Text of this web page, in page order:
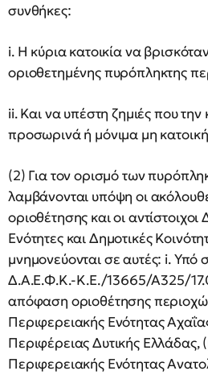
συνθήκες:
i. Η κύρια κατοικία να
οριοθετημένης πυρόπληκτης
ii. Και να υπέστη ζημιές που
προσωρινά ή μόνιμα μη
(2) Για τον ορισμό των
λαμβάνονται υπόψη οι
οριοθέτησης και οι αντίστοιχοι
Ενότητες και Δημοτικές
μνημονεύονται σε αυτές: i. Υπό
Δ.Α.Ε.Φ.Κ.-Κ.Ε./13665/Α325/
απόφαση οριοθέτησης
Περιφερειακής Ενότητας
Περιφέρειας Δυτικής Ελλάδας,
Περιφερειακής Ενότητας